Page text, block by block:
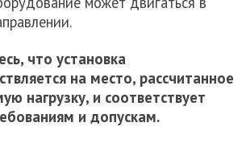
что установка
на место, рассчитанное
нагрузку, и соответствует
и допускам.